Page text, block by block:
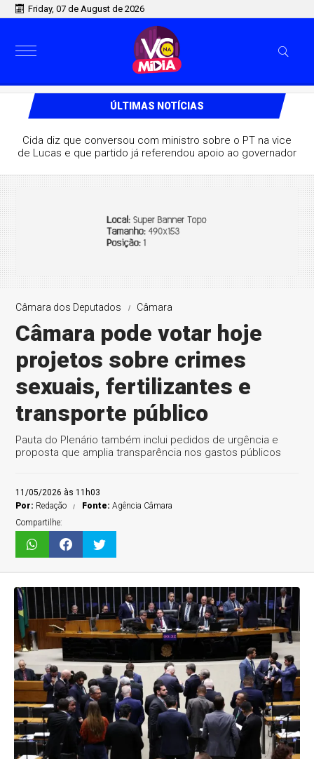
Friday, 07 de August de 2026
ÚLTIMAS NOTÍCIAS
PB, ministro de Lula destaca aliança com Lucas e
que grupo pode vencer eleição no 1º turno
Câmara dos Deputados Câmara
Câmara pode votar hoje
projetos sobre crimes
sexuais, fertilizantes e
transporte público
Pauta do Plenário também inclui pedidos de urgência e
proposta que amplia transparência nos gastos públicos
11/05/2026 às 11h03
Por: Redação Fonte:Agência Câmara
Compartilhe: